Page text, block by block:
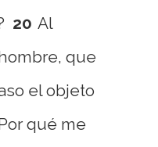
20 Al
que
el objeto
qué me